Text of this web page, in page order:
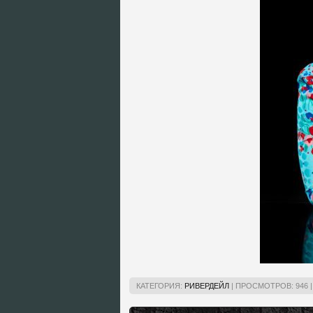
КАТЕГОРИЯ: РИВЕРДЕЙЛ | ПРОСМОТРОВ: 946